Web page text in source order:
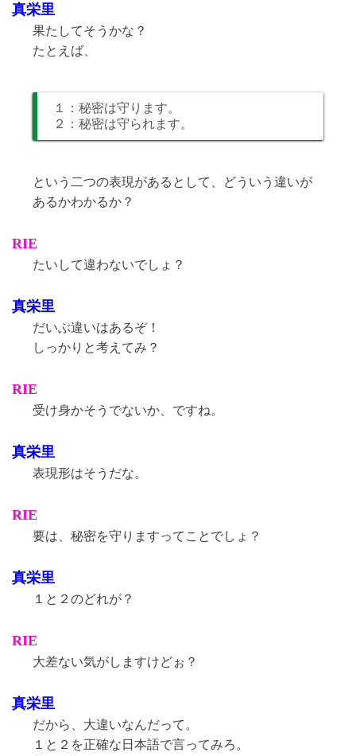
真栄里
果たしてそうかな？
たとえば、
１：秘密は守ります。
２：秘密は守られます。
という二つの表現があるとして、どういう違いが
あるかわかるか？
RIE
たいして違わないでしょ？
真栄里
だいぶ違いはあるぞ！
しっかりと考えてみ？
RIE
受け身かそうでないか、ですね。
真栄里
表現形はそうだな。
RIE
要は、秘密を守りますってことでしょ？
真栄里
１と２のどれが？
RIE
大差ない気がしますけどぉ？
真栄里
だから、大違いなんだって。
１と２を正確な日本語で言ってみろ。